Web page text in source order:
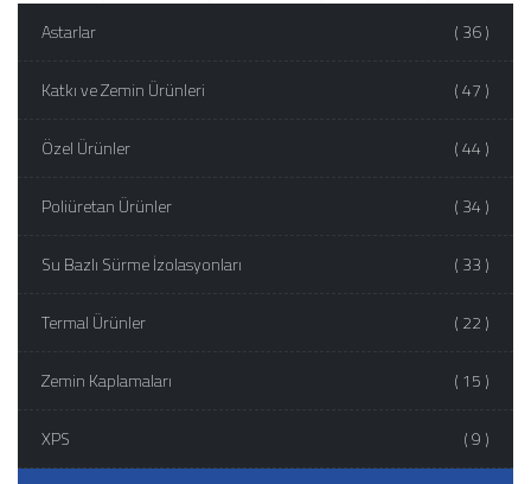
Astarlar ( 36 )
Katkı ve Zemin Ürünleri ( 47 )
Özel Ürünler ( 44 )
Poliüretan Ürünler ( 34 )
Su Bazlı Sürme İzolasyonları ( 33 )
Termal Ürünler ( 22 )
Zemin Kaplamaları ( 15 )
XPS ( 9 )